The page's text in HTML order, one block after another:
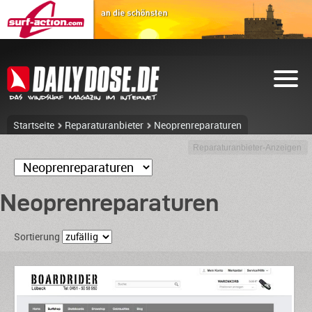
Startseite Reparaturanbieter Neoprenreparaturen
Reparaturanbieter-Anzeigen
Neoprenreparaturen
Sortierung